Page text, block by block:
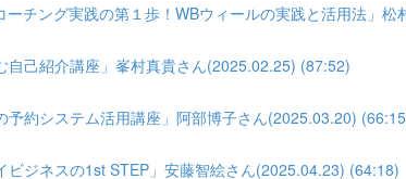
ーチング実践の第１歩！WBウィールの実践と活用法」
自己紹介講座」峯村真貴さん(2025.02.25) (87:52)
予約システム活用講座」阿部博子さん(2025.03.20)
ビジネスの1st STEP」安藤智絵さん(2025.04.23) (64:18)